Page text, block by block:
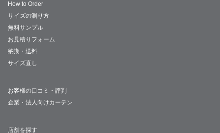
How to Order
サイズの測り方
無料サンプル
お見積りフォーム
納期・送料
サイズ直し
お客様の口コミ・評判
企業・法人向けカーテン
店舗を探す